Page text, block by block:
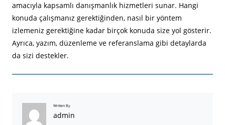
amacıyla kapsamlı danışmanlık hizmetleri sunar. Hangi
konuda çalışmanız gerektiğinden, nasıl bir yöntem
izlemeniz gerektiğine kadar birçok konuda size yol gösterir.
Ayrıca, yazım, düzenleme ve referanslama gibi detaylarda
da sizi destekler.
Written By
admin